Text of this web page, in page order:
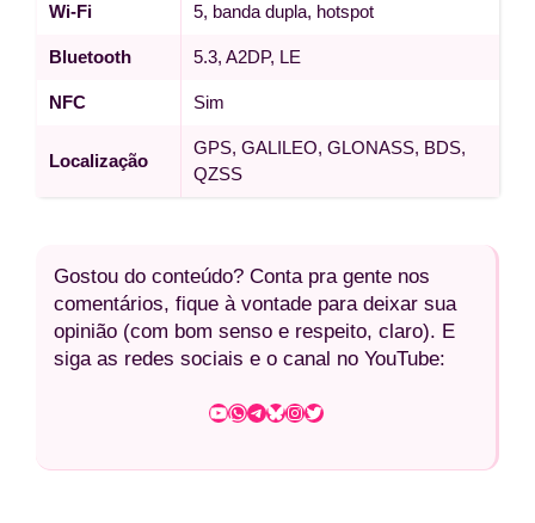
Wi-Fi 5, banda dupla, hotspot
Bluetooth 5.3, A2DP, LE
NFC Sim
Localização
GPS, GALILEO, GLONASS, BDS,
QZSS
Gostou do conteúdo? Conta pra gente nos
comentários, fique à vontade para deixar sua
opinião (com bom senso e respeito, claro). E
siga as redes sociais e o canal no YouTube:
Youtube WhatsApp TelegramBluesky InstagramTwitter